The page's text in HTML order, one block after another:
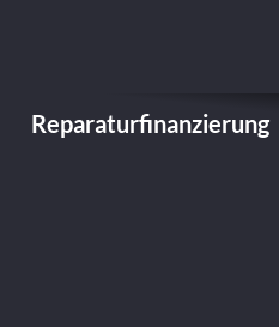
Reparaturfinanzierung